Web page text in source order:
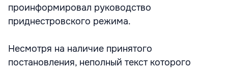
проинформировал руководство
приднестровского режима.
Несмотря на наличие принятого
постановления, неполный текст которого